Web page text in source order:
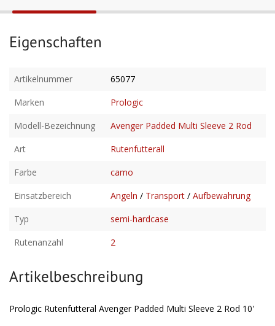
Eigenschaften
Artikelnummer
65077
Marken
Prologic
Modell-Bezeichnung
Avenger Padded Multi Sleeve 2 Rod
Art
Rutenfutterall
Farbe
camo
Einsatzbereich
Angeln / Transport / Aufbewahrung
Typ
semi-hardcase
Rutenanzahl
2
Artikelbeschreibung
Prologic Rutenfutteral Avenger Padded Multi Sleeve 2 Rod 10'